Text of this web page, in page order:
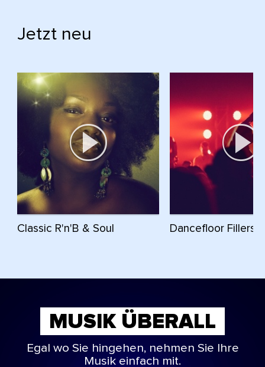
Jetzt neu
Classic R'n'B & Soul Dancefloor Fillers
MUSIK ÜBERALL
Egal wo Sie hingehen, nehmen Sie Ihre
Musik einfach mit.